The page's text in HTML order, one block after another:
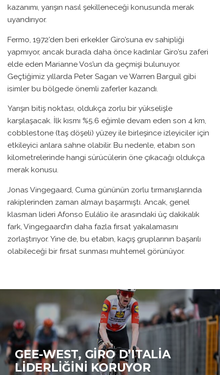
kazanımı, yarışın nasıl şekilleneceği konusunda merak
uyandırıyor.
Fermo, 1972’den beri erkekler Giro’suna ev sahipliği
yapmıyor, ancak burada daha önce kadınlar Giro’su zaferi
elde eden Marianne Vos’un da geçmişi bulunuyor.
Geçtiğimiz yıllarda Peter Sagan ve Warren Barguil gibi
isimler bu bölgede önemli zaferler kazandı.
Yarışın bitiş noktası, oldukça zorlu bir yükselişle
karşılaşacak. İlk kısmı %5.6 eğimle devam eden son 4 km,
cobblestone (taş döşeli) yüzey ile birleşince izleyiciler için
etkileyici anlara sahne olabilir. Bu nedenle, etabın son
kilometrelerinde hangi sürücülerin öne çıkacağı oldukça
merak konusu.
Jonas Vingegaard, Cuma gününün zorlu tırmanışlarında
rakiplerinden zaman almayı başarmıştı. Ancak, genel
klasman lideri Afonso Eulálio ile arasındaki üç dakikalık
fark, Vingegaard’ın daha fazla fırsat yakalamasını
zorlaştırıyor. Yine de, bu etabın, kaçış gruplarının başarılı
olabileceği bir fırsat sunması muhtemel görünüyor.
GEE-WEST, GIRO D’ITALIA
LIDERLIĞINI KORUYOR